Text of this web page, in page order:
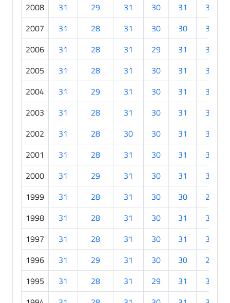
2008
31 29 31 30 31
30
2007
31 28 31 30 30
30
2006
31 28 31 29 31
30
2005
31 28 31 30 31
30
2004
31 29 31 30 31
30
2003
31 28 31 30 31
30
2002
31 28 30 30 31
30
2001
31 28 31 30 31
30
2000
31 29 31 30 31
30
1999
31 28 31 30 30
29
1998
31 28 31 30 31
30
1997
31 28 31 30 31
30
1996
31 29 31 30 30
29
1995
31 28 31 29 31
30